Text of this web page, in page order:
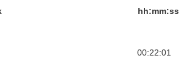
hh:mm:ss
00:22:01